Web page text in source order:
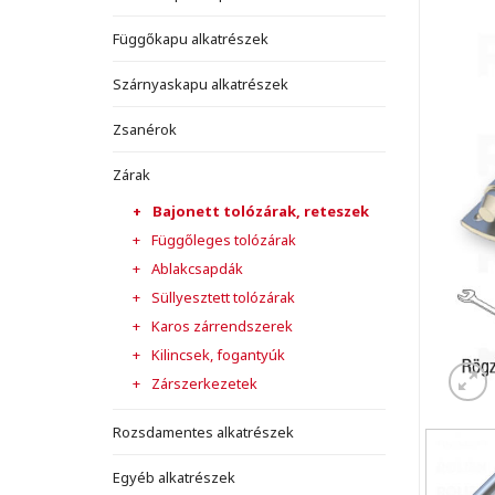
Függőkapu alkatrészek
Szárnyaskapu alkatrészek
Zsanérok
Zárak
Bajonett tolózárak, reteszek
Függőleges tolózárak
Ablakcsapdák
Süllyesztett tolózárak
Karos zárrendszerek
Kilincsek, fogantyúk
Zárszerkezetek
Rozsdamentes alkatrészek
Egyéb alkatrészek